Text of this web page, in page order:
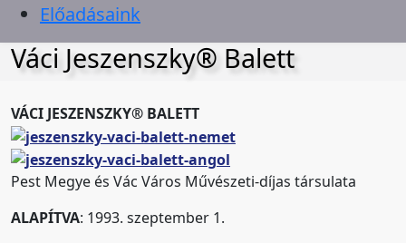
Előadásaink
Váci Jeszenszky® Balett
VÁCI JESZENSZKY® BALETT
Pest Megye és Vác Város Művészeti-díjas társulata
ALAPÍTVA: 1993. szeptember 1.